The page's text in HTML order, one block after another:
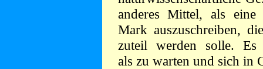
anderes Mittel, als
Mark auszuschreiben,
zuteil werden solle.
als zu warten und sich in